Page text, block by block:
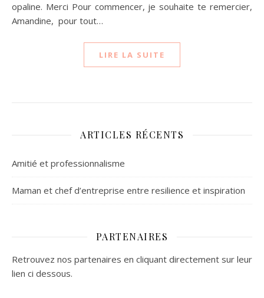
opaline. Merci Pour commencer, je souhaite te remercier,
Amandine, pour tout…
LIRE LA SUITE
ARTICLES RÉCENTS
Amitié et professionnalisme
Maman et chef d’entreprise entre resilience et inspiration
PARTENAIRES
Retrouvez nos partenaires en cliquant directement sur leur
lien ci dessous.